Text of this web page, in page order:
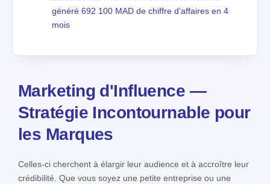
généré 692 100 MAD de chiffre d’affaires en 4
mois
Marketing d'Influence —
Stratégie Incontournable pour
les Marques
Celles-ci cherchent à élargir leur audience et à accroître leur
crédibilité. Que vous soyez une petite entreprise ou une